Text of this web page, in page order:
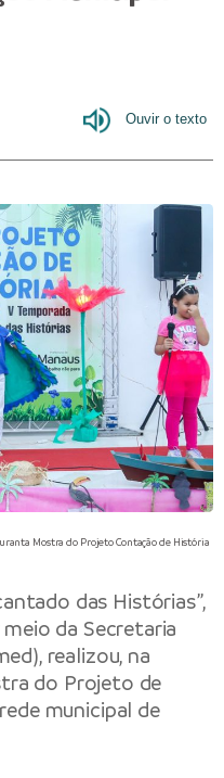
Mostra do Projeto Contação de História
das Histórias”,
meio da Secretaria
, realizou, na
do Projeto de
municipal de